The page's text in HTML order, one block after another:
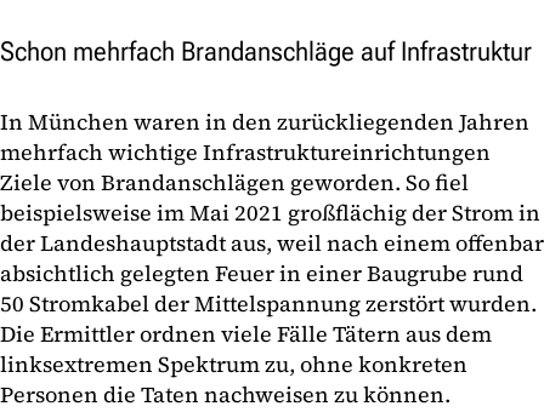
Schon mehrfach Brandanschläge auf Infrastruktur
In München waren in den zurückliegenden Jahren
mehrfach wichtige Infrastruktureinrichtungen
Ziele von Brandanschlägen geworden. So fiel
beispielsweise im Mai 2021 großflächig der Strom in
der Landeshauptstadt aus, weil nach einem offenbar
absichtlich gelegten Feuer in einer Baugrube rund
50 Stromkabel der Mittelspannung zerstört wurden.
Die Ermittler ordnen viele Fälle Tätern aus dem
linksextremen Spektrum zu, ohne konkreten
Personen die Taten nachweisen zu können.